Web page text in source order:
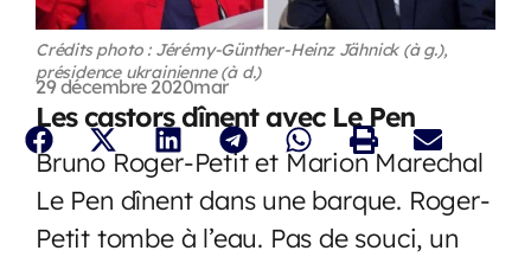
Crédits photo : Jérémy-Günther-Heinz Jähnick (à g.),
présidence ukrainienne (à d.)
29 décembre 2020mar
Les castors dînent avec Le Pen
Bruno Roger-Petit et Marion Marechal
Le Pen dînent dans une barque. Roger-
Petit tombe à l’eau. Pas de souci, un